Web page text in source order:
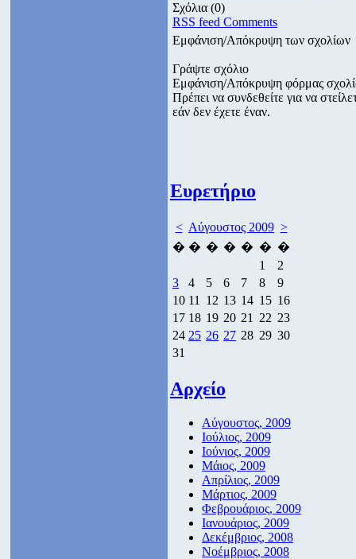
Σχόλια (0)
RSS feed Comments
Εμφάνιση/Απόκρυψη των σχολίων
Γράψτε σχόλιο
Εμφάνιση/Απόκρυψη φόρμας
Πρέπει να συνδεθείτε για να
εάν δεν έχετε έναν.
Ευρετήριο
< Αύγουστος 2009 >
� � � � � � �
1
2
3
4 5 6 7 8
9
10 11 12 13 14 15 16
17 18 19 20 21 22 23
24 25 26 27 28 29 30
31
Αρχείο
Αύγουστος, 2009
Ιούλιος, 2009
Ιούνιος, 2009
Μάιος, 2009
Απρίλιος, 2009
Μάρτιος, 2009
Φεβρουάριος, 2009
Ιανουάριος, 2009
Δεκέμβριος, 2008
Νοέμβριος, 2008